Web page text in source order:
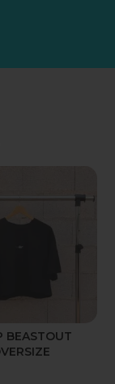
BEASTOUT